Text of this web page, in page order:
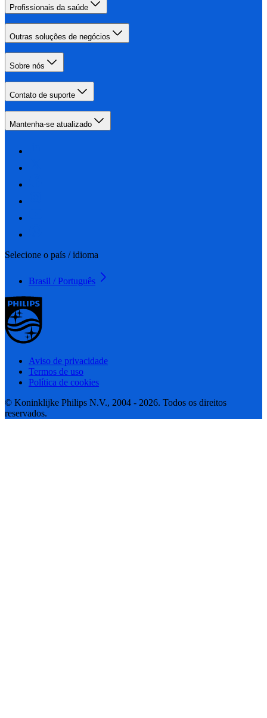
Profissionais da saúde
Outras soluções de negócios
Sobre nós
Contato de suporte
Mantenha-se atualizado
Selecione o país / idioma
Brasil / Português
Aviso de privacidade
Termos de uso
Política de cookies
© Koninklijke Philips N.V., 2004 - 2026. Todos os direitos
reservados.